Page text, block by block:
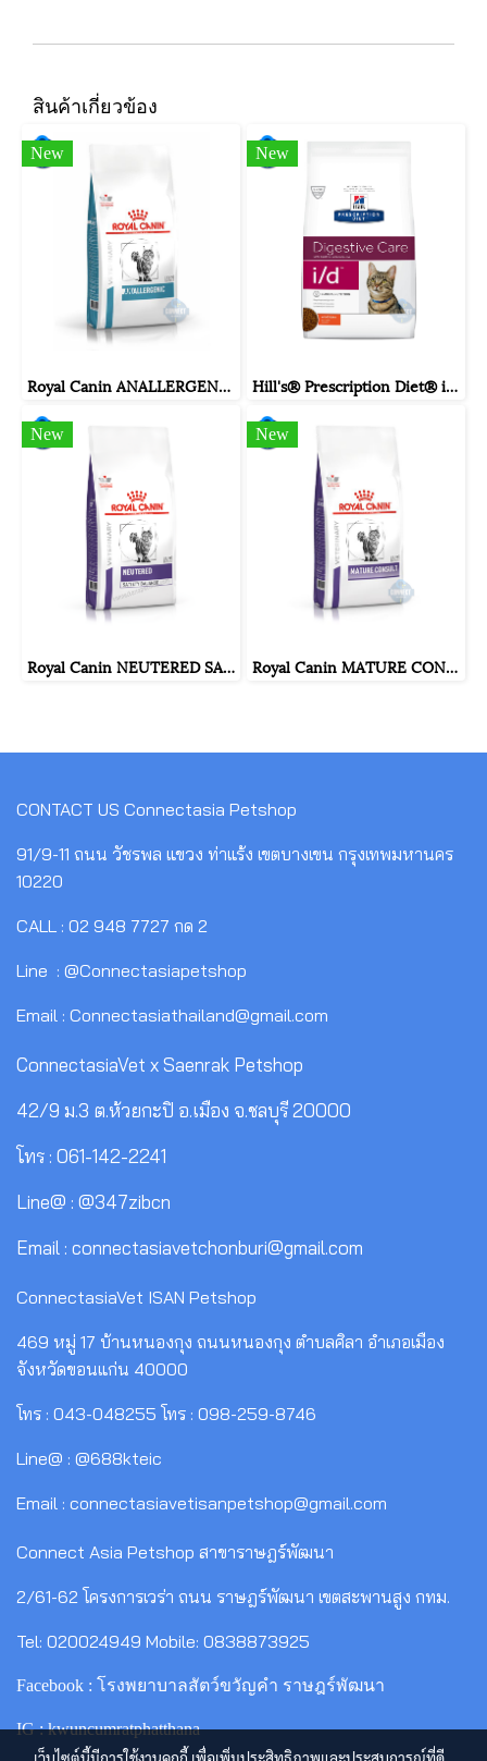
สินค้าเกี่ยวข้อง
New
Royal Canin ANALLERGENIC CAT ขนาดถุง 2 กิโลกรัม.
New
Hill's® Prescription Diet® i/d® Feline อาหารเม็ดสำหรับแมวปัญหาทางเดินอาหาร ขนาดถุง 1.8 กิโลกรัม.
New
Royal Canin NEUTERED SATIETY BALANCE ขนาด ( 400 กรัม , 1.5 กิโลกรัม , 3.5 กิโลกรัม )
New
Royal Canin MATURE CONSULT CAT ขนาดถุง ( 1.5 กิโลกรัม , 3.5 กิโลกรัม )
CONTACT US Connectasia Petshop
91/9-11 ถนน วัชรพล แขวง ท่าแร้ง เขตบางเขน กรุงเทพมหานคร
10220
CALL : 02 948 7727 กด 2
Line : @Connectasiapetshop
Email : Connectasiathailand@gmail.com
ConnectasiaVet x Saenrak Petshop
42/9 ม.3 ต.ห้วยกะปิ อ.เมือง จ.ชลบุรี 20000
โทร : 061-142-2241
Line@ : @347zibcn
Email : connectasiavetchonburi@gmail.com
ConnectasiaVet ISAN Petshop
469 หมู่ 17 บ้านหนองกุง ถนนหนองกุง ตำบลศิลา อำเภอเมือง
จังหวัดขอนแก่น 40000
โทร : 043-048255 โทร : 098-259-8746
Line@ : @688kteic
Email : connectasiavetisanpetshop@gmail.com
Connect Asia Petshop สาขาราษฎร์พัฒนา
2/61-62 โครงการเวร่า ถนน ราษฎร์พัฒนา เขตสะพานสูง กทม.
Tel: 020024949 Mobile: 0838873925
Facebook : โรงพยาบาลสัตว์ขวัญคำ ราษฎร์พัฒนา
IG : kwuncumratphatthana